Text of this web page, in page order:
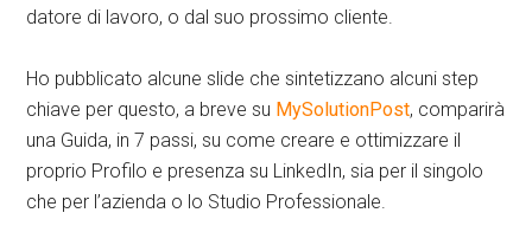
datore di lavoro, o dal suo prossimo cliente.
Ho pubblicato alcune slide che sintetizzano alcuni step
chiave per questo, a breve su MySolutionPost, comparirà
una Guida, in 7 passi, su come creare e ottimizzare il
proprio Profilo e presenza su LinkedIn, sia per il singolo
che per l’azienda o lo Studio Professionale.